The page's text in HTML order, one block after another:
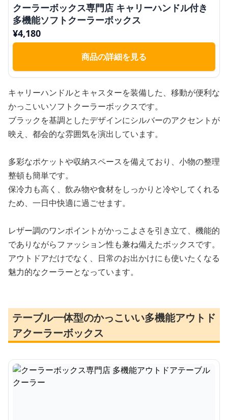
クーラーボックス専門店 キャリーハンドル付き
多機能ソフトクーラーボックス
¥4,180
商品の詳細を見る
キャリーハンドルとキャスターを装備した、移動が便利な
かっこいいソフトクーラーボックスです。
ブラックを基調としたデザインにシルバーのアクセントが
映え、都会的な雰囲気を演出しています。
多彩なポケットや収納スペースを備えており、小物の整理
整頓も簡単です。
保冷力も高く、飲み物や食材をしっかりと冷やしてくれる
ため、一日中快適に過ごせます。
レザー調のワンポイントがかっこよさを引き立て、機能的
でありながらファッション性も兼ね備えたボックスです。
アウトドアだけでなく、日常のお出かけにも使いたくなる
魅力的なクーラーとなっています。
テーブル一体型のかっこいい多機能アウトド
アクーラーボックス